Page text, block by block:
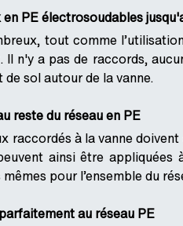
PE électrosoudables
tout comme
n'y a pas de raccords,
sol autour de la vanne.
reste du réseau en PE
raccordés à la vanne
ainsi être appliquées
pour l’ensemble du
au réseau PE